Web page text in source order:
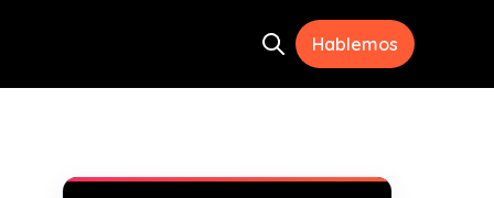
Open search
Hablemos